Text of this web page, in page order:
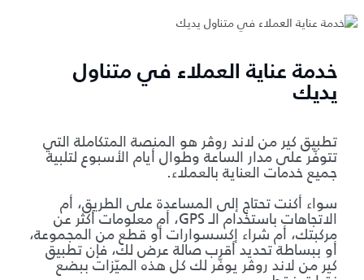
خدمة عناية العملاء في متناول
يديك
تطبيق كير من لاند روڤر هو المنصة المتكاملة التي
تتوفّر على مدار الساعة وطوال أيام الأسبوع لتلبية
جميع خدمات العناية بالعملاء.
سواء أكنت تحتاج إلى المساعدة على الطريق، أم
الاتجاهات باستخدام الـ GPS، أم معلومات أكثر عن
مركبتك، أم شراء إكسسوارات أو قطع من المجموعة،
أو ببساطة تحديد أقرب صالة عرض لك، فإن تطبيق
كير من لاند روڤر يوفّر لك كل هذه الميّزات ببضع